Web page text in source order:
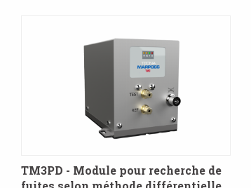
TM3PD - Module pour recherche de